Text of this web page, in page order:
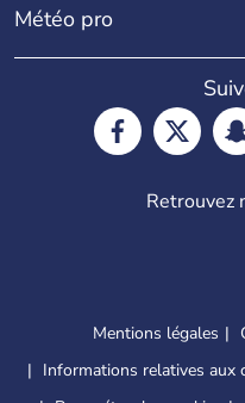
Météo pro
Retrouvez
Mentions légales
Informations relatives aux